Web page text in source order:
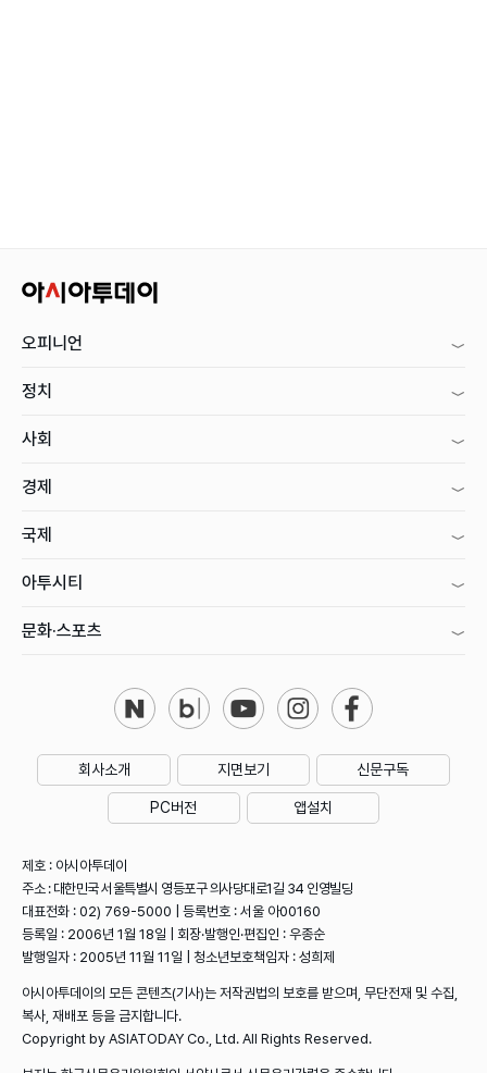
오피니언
정치
사회
경제
국제
아투시티
문화·스포츠
회사소개 지면보기 신문구독
PC버전 앱설치
제호 : 아시아투데이
주소 : 대한민국 서울특별시 영등포구 의사당대로1길 34 인영빌딩
대표전화 : 02) 769-5000 | 등록번호 : 서울 아00160
등록일 : 2006년 1월 18일 | 회장·발행인·편집인 : 우종순
발행일자 : 2005년 11월 11일 | 청소년보호책임자 : 성희제
아시아투데이의 모든 콘텐츠(기사)는 저작권법의 보호를 받으며, 무단전재 및 수집,
복사, 재배포 등을 금지합니다.
Copyright by ASIATODAY Co., Ltd. All Rights Reserved.